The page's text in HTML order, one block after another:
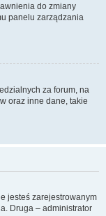
do zmiany
panelu zarządzania
za forum, na
oraz inne dane, takie
jesteś zarejestrowanym
Druga – administrator